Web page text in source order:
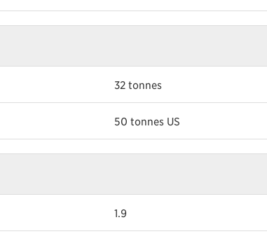
32 tonnes
50 tonnes US
1.9